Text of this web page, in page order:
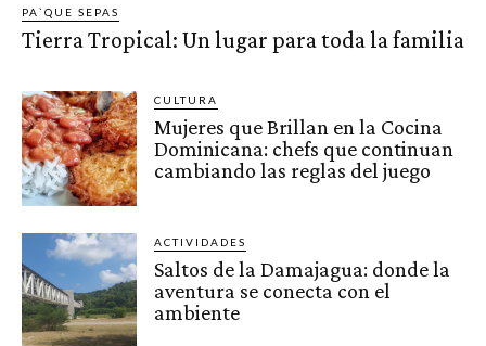
PA`QUE SEPAS
Tierra Tropical: Un lugar para toda la familia
CULTURA
Mujeres que Brillan en la Cocina
Dominicana: chefs que continuan
cambiando las reglas del juego
ACTIVIDADES
Saltos de la Damajagua: donde la
aventura se conecta con el
ambiente